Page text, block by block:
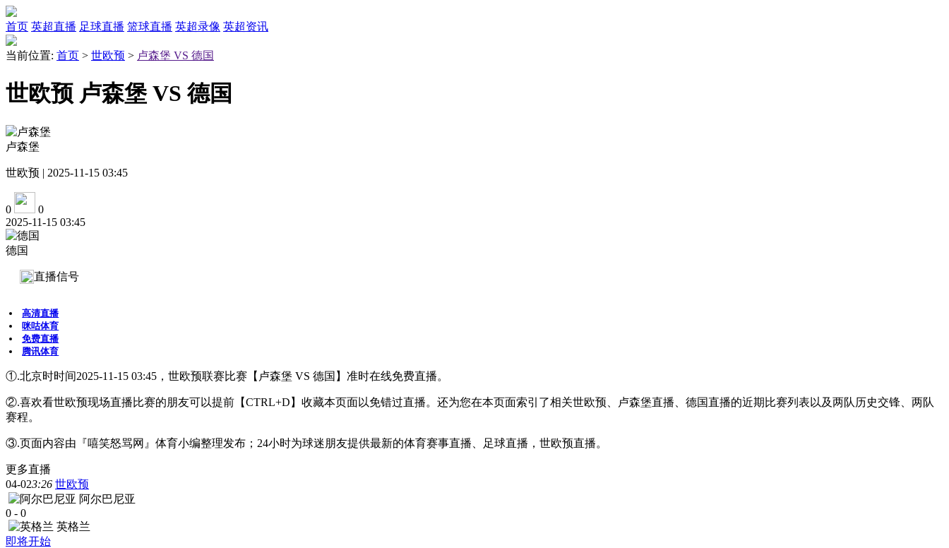
首页 英超直播 足球直播 篮球直播 英超录像 英超资讯
当前位置: 首页 > 世欧预 > 卢森堡 VS 德国
世欧预 卢森堡 VS 德国
卢森堡
世欧预 | 2025-11-15 03:45
0
0
2025-11-15 03:45
德国
直播信号
高清直播
咪咕体育
免费直播
腾讯体育
①.北京时时间2025-11-15 03:45，世欧预联赛比赛【卢森堡 VS 德国】准时在线免费直播。
②.喜欢看世欧预现场直播比赛的朋友可以提前【CTRL+D】收藏本页面以免错过直播。还为您在本页面索引了相关世欧预、卢森堡直播、德国直播的近期比赛列表以及两队历史交锋、两队
赛程。
③.页面内容由『嘻笑怒骂网』体育小编整理发布；24小时为球迷朋友提供最新的体育赛事直播、足球直播，世欧预直播。
更多直播
04-023:26 世欧预
阿尔巴尼亚
0 - 0
英格兰
即将开始